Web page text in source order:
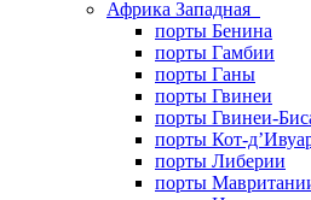
Африка Западная
порты Бенина
порты Гамбии
порты Ганы
порты Гвинеи
порты Гвинеи-
порты Кот-
порты Либерии
порты